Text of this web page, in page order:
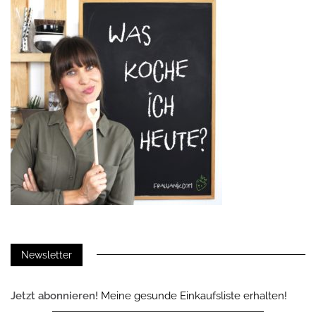
Newsletter
Jetzt abonnieren! Meine gesunde Einkaufsliste erhalten!